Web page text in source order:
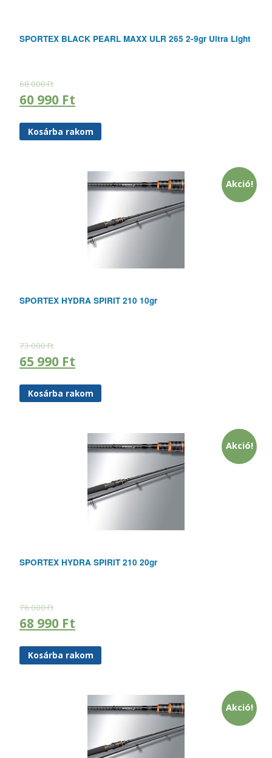
SPORTEX BLACK PEARL MAXX ULR 265 2-9gr Ultra Light
68 000Ft
60 990 Ft
Kosárba rakom
Akció!
SPORTEX HYDRA SPIRIT 210 10gr
73 000Ft
65 990 Ft
Kosárba rakom
Akció!
SPORTEX HYDRA SPIRIT 210 20gr
76 000Ft
68 990 Ft
Kosárba rakom
Akció!